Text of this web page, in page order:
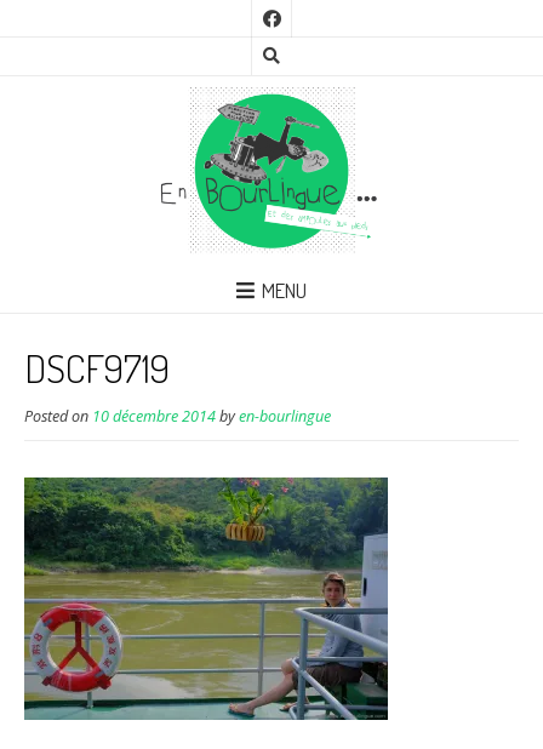
MENU
DSCF9719
Posted on 10 décembre 2014byen-bourlingue